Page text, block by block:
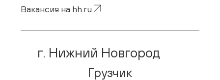
Распродажа
Спальня
Вакансия на hh.ru
Грузчик
г. Нижний Новгород